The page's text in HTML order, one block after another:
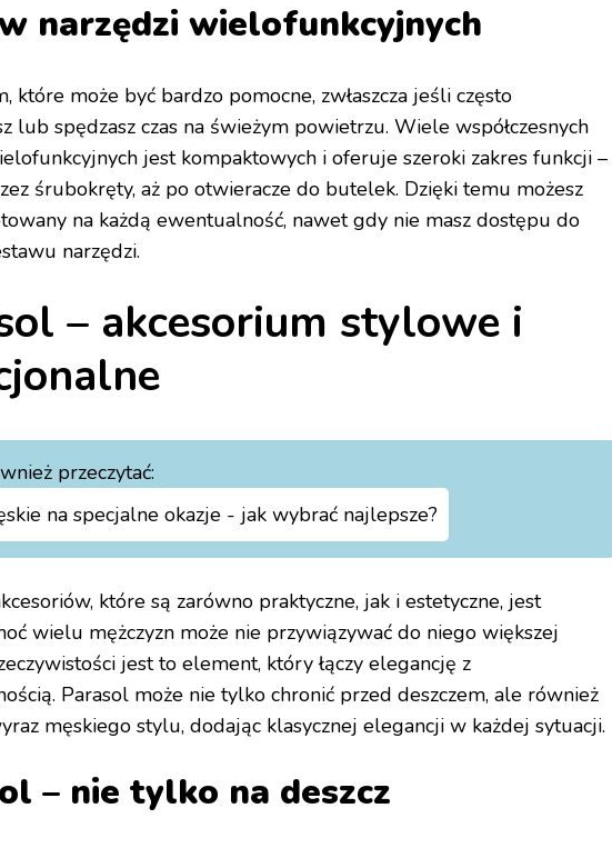
narzędzi wielofunkcyjnych
które może być bardzo pomocne, zwłaszcza jeśli często
lub spędzasz czas na świeżym powietrzu. Wiele współczesnych
jest kompaktowych i oferuje szeroki zakres funkcji –
śrubokręty, aż po otwieracze do butelek. Dzięki temu możesz
na każdą ewentualność, nawet gdy nie masz dostępu do
narzędzi.
– akcesorium stylowe i
przeczytać:
na specjalne okazje - jak wybrać najlepsze?
które są zarówno praktyczne, jak i estetyczne, jest
wielu mężczyzn może nie przywiązywać do niego większej
jest to element, który łączy elegancję z
Parasol może nie tylko chronić przed deszczem, ale również
męskiego stylu, dodając klasycznej elegancji w każdej sytuacji.
– nie tylko na deszcz